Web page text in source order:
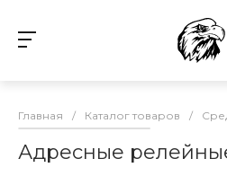
Главная / Каталог товаров /
Адресные